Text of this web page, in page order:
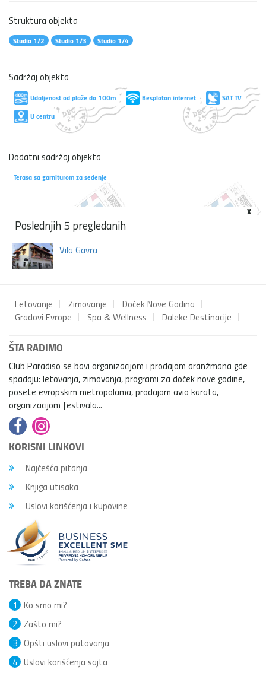
Struktura objekta
Studio 1/2 Studio 1/3 Studio 1/4
Sadržaj objekta
Udaljenost od plaže do 100m Besplatan internet
SAT TV
U centru
Dodatni sadržaj objekta
Terasa sa garniturom za sedenje
x
Poslednjih 5 pregledanih
Vila Gavra
Letovanje Zimovanje
Doček Nove Godina
Gradovi Evrope
Spa & Wellness Daleke Destinacije
ŠTA RADIMO
Club Paradiso se bavi organizacijom i prodajom aranžmana gde
spadaju: letovanja, zimovanja, programi za doček nove godine,
posete evropskim metropolama, prodajom avio karata,
organizacijom festivala...
KORISNI LINKOVI
Najčešća pitanja
Knjiga utisaka
Uslovi korišćenja i kupovine
TREBA DA ZNATE
Ko smo mi?
1
Zašto mi?
2
Opšti uslovi putovanja
3
Uslovi korišćenja sajta
4